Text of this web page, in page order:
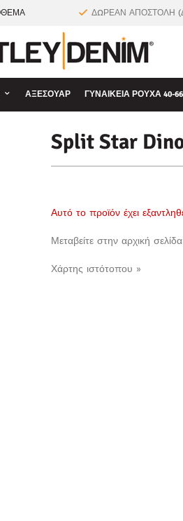
ΔΩΡΕΑΝ ΑΠΟΣΤΟΛΗ
ΑΞΕΣΟΥΆΡ ΓΥΝΑΙΚΕΊΑ ΡΟΎΧΑ 40-66
Split Star
Αυτό το προϊόν έχει
Μεταβείτε στην αρχική
Χάρτης ιστότοπου »